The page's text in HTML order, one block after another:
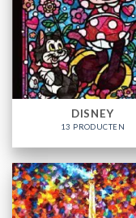
DISNEY
13 PRODUCTEN